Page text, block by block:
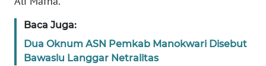
Baca Juga:
Dua Oknum ASN Pemkab Manokwari Disebut
Bawaslu Langgar Netralitas
JABAR
WN